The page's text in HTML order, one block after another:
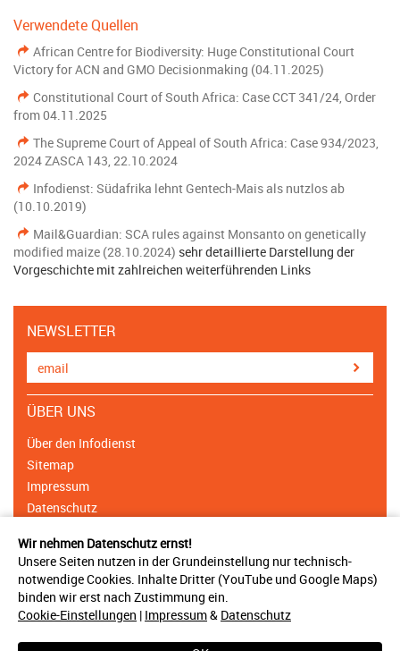
Wir nehmen Datenschutz ernst!
Unsere Seiten nutzen in der Grundeinstellung nur technisch-
notwendige Cookies. Inhalte Dritter (YouTube und Google Maps)
binden wir erst nach Zustimmung ein.
Cookie-Einstellungen | Impressum& Datenschutz
Verwendete Quellen
African Centre for Biodiversity: Huge Constitutional Court
Victory for ACN and GMO Decisionmaking (04.11.2025)
Constitutional Court of South Africa: Case CCT 341/24, Order
from 04.11.2025
The Supreme Court of Appeal of South Africa: Case 934/2023,
2024 ZASCA 143, 22.10.2024
Infodienst: Südafrika lehnt Gentech-Mais als nutzlos ab
(10.10.2019)
Mail&Guardian: SCA rules against Monsanto on genetically
modified maize (28.10.2024) sehr detaillierte Darstellung der
Vorgeschichte mit zahlreichen weiterführenden Links
NEWSLETTER
ÜBER UNS
Über den Infodienst
Sitemap
Impressum
Datenschutz
NETZWERK
Träger & Unterstützer
Ansprechpartner